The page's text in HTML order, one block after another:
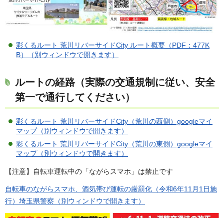
彩くるルート 荒川リバーサイドCity ルート概要（PDF：477K
B）（別ウィンドウで開きます）
ルートの経路（実際の交通規制に従い、安全
第一で通行してください）
彩くるルート 荒川リバーサイドCity（荒川の西側）googleマイ
マップ（別ウィンドウで開きます）
彩くるルート 荒川リバーサイドCity（荒川の東側）googleマイ
マップ（別ウィンドウで開きます）
【注意】自転車運転中の「ながらスマホ」は禁止です
自転車のながらスマホ、酒気帯び運転の厳罰化（令和6年11月1日施
行）埼玉県警察（別ウィンドウで開きます）